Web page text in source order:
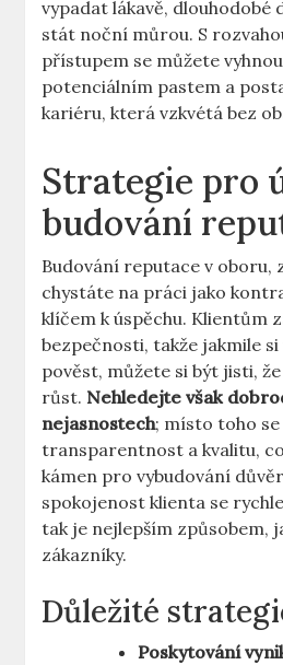
vypadat lákavě, dlouhodobé
stát noční můrou. S
přístupem se můžete
potenciálním pastem a
kariéru, která vzkvétá bez
Strategie pro
budování
Budování reputace v oboru,
chystáte na práci jako
klíčem k úspěchu. Klientům
bezpečnosti, takže jakmile
pověst, můžete si být jisti,
růst. Nehledejte však
nejasnostech; místo toho
transparentnost a kvalitu,
kámen pro vybudování
spokojenost klienta se
tak je nejlepším způsobem,
zákazníky.
Důležité
Poskytování